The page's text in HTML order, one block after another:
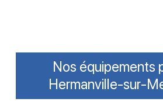
Nos équipements
Hermanville-sur-